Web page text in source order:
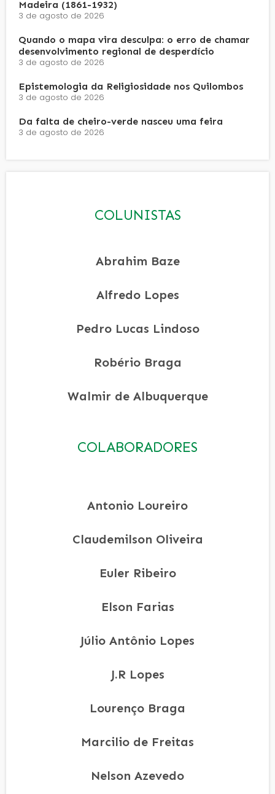
Madeira (1861-1932)
3 de agosto de 2026
Quando o mapa vira desculpa: o erro de chamar
desenvolvimento regional de desperdício
3 de agosto de 2026
Epistemologia da Religiosidade nos Quilombos
3 de agosto de 2026
Da falta de cheiro-verde nasceu uma feira
3 de agosto de 2026
COLUNISTAS
Abrahim Baze
Alfredo Lopes
Pedro Lucas Lindoso
Robério Braga
Walmir de Albuquerque
COLABORADORES
Antonio Loureiro
Claudemilson Oliveira
Euler Ribeiro
Elson Farias
Júlio Antônio Lopes
J.R Lopes
Lourenço Braga
Marcilio de Freitas
Nelson Azevedo